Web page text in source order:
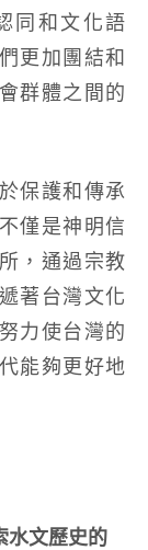
同和文化語
更加團結和
群體之間的
保護和傳承
僅是神明信
，通過宗教
著台灣文化
力使台灣的
能夠更好地
水文歷史的